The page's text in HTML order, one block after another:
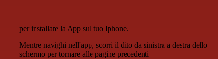
per installare la App sul tuo Iphone.
Mentre navighi nell'app, scorri il dito da sinistra a destra dello
schermo per tornare alle pagine precedenti